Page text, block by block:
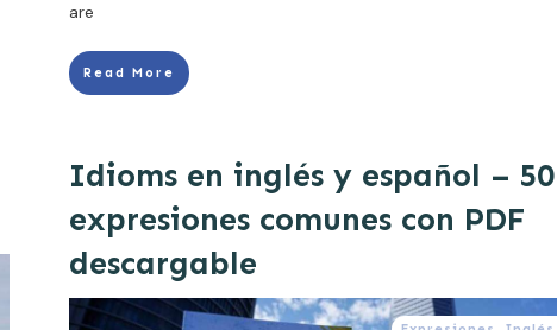
are
Read More
Idioms en inglés y español – 50
expresiones comunes con PDF
descargable